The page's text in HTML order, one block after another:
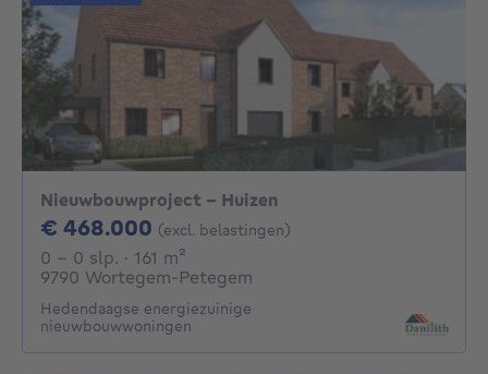
Nieuwbouwproject - Huizen
€ 468.000 468000€
(excl. belastingen)
0 - 0 Slaapkamers
0 - 0 slp. · 161 m²
9790 Wortegem-Petegem
Hedendaagse energiezuinige
nieuwbouwwoningen